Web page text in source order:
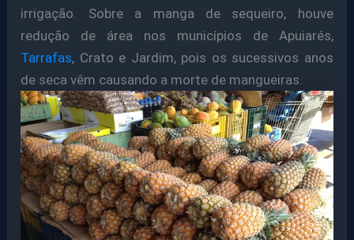
irrigação. Sobre a manga de sequeiro, houve
redução de área nos municípios de Apuiarés,
Tarrafas, Crato e Jardim, pois os sucessivos anos
de seca vêm causando a morte de mangueiras.